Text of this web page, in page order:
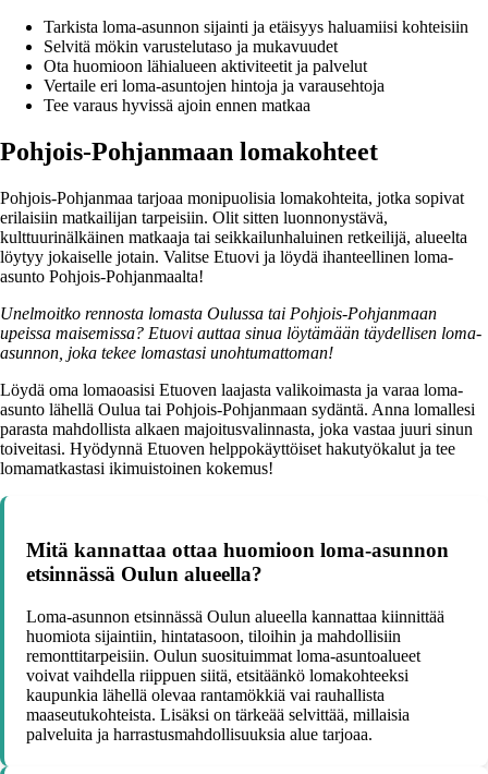
Tarkista loma-asunnon sijainti ja etäisyys haluamiisi kohteisiin
Selvitä mökin varustelutaso ja mukavuudet
Ota huomioon lähialueen aktiviteetit ja palvelut
Vertaile eri loma-asuntojen hintoja ja varausehtoja
Tee varaus hyvissä ajoin ennen matkaa
Pohjois-Pohjanmaan lomakohteet
Pohjois-Pohjanmaa tarjoaa monipuolisia lomakohteita, jotka sopivat
erilaisiin matkailijan tarpeisiin. Olit sitten luonnonystävä,
kulttuurinälkäinen matkaaja tai seikkailunhaluinen retkeilijä, alueelta
löytyy jokaiselle jotain. Valitse Etuovi ja löydä ihanteellinen loma-
asunto Pohjois-Pohjanmaalta!
Unelmoitko rennosta lomasta Oulussa tai Pohjois-Pohjanmaan
upeissa maisemissa? Etuovi auttaa sinua löytämään täydellisen loma-
asunnon, joka tekee lomastasi unohtumattoman!
Löydä oma lomaoasisi Etuoven laajasta valikoimasta ja varaa loma-
asunto lähellä Oulua tai Pohjois-Pohjanmaan sydäntä. Anna lomallesi
parasta mahdollista alkaen majoitusvalinnasta, joka vastaa juuri sinun
toiveitasi. Hyödynnä Etuoven helppokäyttöiset hakutyökalut ja tee
lomamatkastasi ikimuistoinen kokemus!
Mitä kannattaa ottaa huomioon loma-asunnon
etsinnässä Oulun alueella?
Loma-asunnon etsinnässä Oulun alueella kannattaa kiinnittää
huomiota sijaintiin, hintatasoon, tiloihin ja mahdollisiin
remonttitarpeisiin. Oulun suosituimmat loma-asuntoalueet
voivat vaihdella riippuen siitä, etsitäänkö lomakohteeksi
kaupunkia lähellä olevaa rantamökkiä vai rauhallista
maaseutukohteista. Lisäksi on tärkeää selvittää, millaisia
palveluita ja harrastusmahdollisuuksia alue tarjoaa.